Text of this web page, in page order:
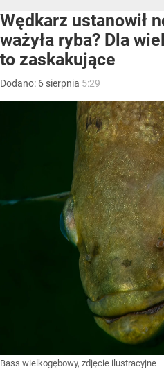
Wędkarz ustanowił
ważyła ryba? Dla
to zaskakujące
Dodano: 6 sierpnia 5:29
Bass wielkogębowy, zdjęcie ilustracyjne